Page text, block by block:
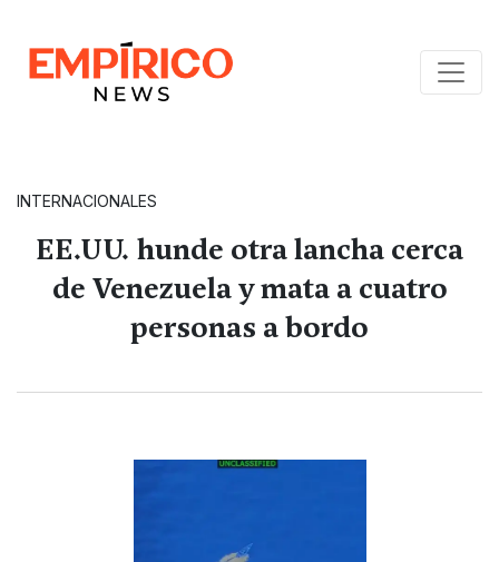
INTERNACIONALES
EE.UU. hunde otra lancha cerca
de Venezuela y mata a cuatro
personas a bordo